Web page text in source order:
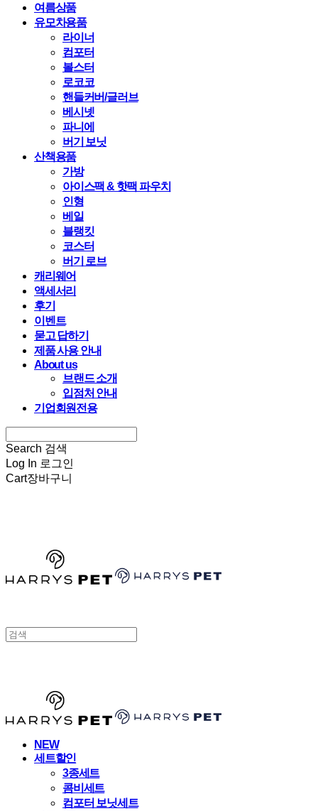
여름상품
유모차용품
라이너
컴포터
볼스터
로코코
핸들커버/글러브
베시넷
파니에
버기 보닛
산책용품
가방
아이스팩 & 핫팩 파우치
인형
베일
블랭킷
코스터
버기 로브
캐리웨어
액세서리
후기
이벤트
묻고 답하기
제품 사용 안내
About us
브랜드 소개
입점처 안내
기업회원전용
Search 검색
Log In 로그인
Cart장바구니
NEW
세트할인
3종세트
콤비세트
컴포터 보닛세트